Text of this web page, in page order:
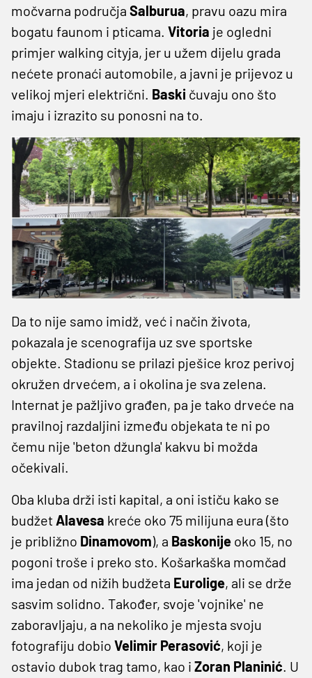
močvarna područja Salburua, pravu oazu mira
bogatu faunom i pticama. Vitoria je ogledni
primjer walking cityja, jer u užem dijelu grada
nećete pronaći automobile, a javni je prijevoz u
velikoj mjeri električni. Baski čuvaju ono što
imaju i izrazito su ponosni na to.
Da to nije samo imidž, već i način života,
pokazala je scenografija uz sve sportske
objekte. Stadionu se prilazi pješice kroz perivoj
okružen drvećem, a i okolina je sva zelena.
Internat je pažljivo građen, pa je tako drveće na
pravilnoj razdaljini između objekata te ni po
čemu nije 'beton džungla' kakvu bi možda
očekivali.
Oba kluba drži isti kapital, a oni ističu kako se
budžet Alavesa kreće oko 75 milijuna eura (što
je približno Dinamovom), a Baskonije oko 15, no
pogoni troše i preko sto. Košarkaška momčad
ima jedan od nižih budžeta Eurolige, ali se drže
sasvim solidno. Također, svoje 'vojnike' ne
zaboravljaju, a na nekoliko je mjesta svoju
fotografiju dobio Velimir Perasović, koji je
ostavio dubok trag tamo, kao i Zoran Planinić. U